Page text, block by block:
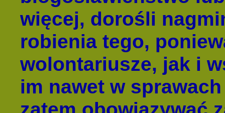
więcej, dorośli
robienia tego,
wolontariusze, jak i
im nawet w